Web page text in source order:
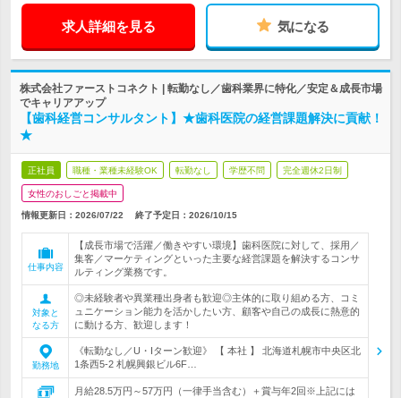
求人詳細を見る 気になる
株式会社ファーストコネクト | 転勤なし／歯科業界に特化／安定＆成長市場
でキャリアアップ
【歯科経営コンサルタント】★歯科医院の経営課題解決に貢献！
★
正社員 職種・業種未経験OK 転勤なし 学歴不問 完全週休2日制
女性のおしごと掲載中
情報更新日：2026/07/22 終了予定日： 2026/10/15
仕事内容
【成長市場で活躍／働きやすい環境】歯科医院に対して、採用／
集客／マーケティングといった主要な経営課題を解決するコンサ
ルティング業務です。
対象と
なる方
◎未経験者や異業種出身者も歓迎◎主体的に取り組める方、コミ
ュニケーション能力を活かしたい方、顧客や自己の成長に熱意的
に動ける方、歓迎します！
勤務地
《転勤なし／U・Iターン歓迎》 【 本社 】 北海道札幌市中央区北
1条西5-2 札幌興銀ビル6F…
月給28.5万円～57万円（一律手当含む）＋賞与年2回※上記には